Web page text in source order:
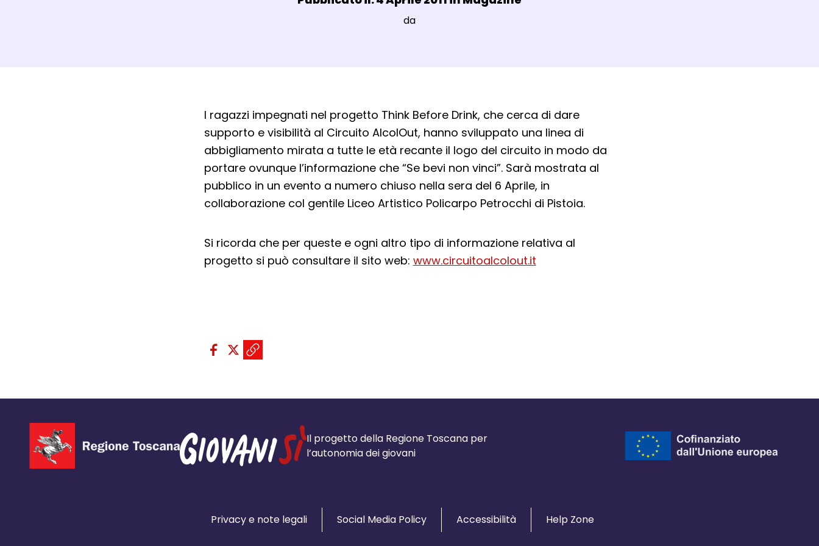
Luogo:
da
Dettagli Post Magazine
I ragazzi impegnati nel progetto Think Before Drink, che cerca di dare
supporto e visibilità al Circuito AlcolOut, hanno sviluppato una linea di
abbigliamento mirata a tutte le età recante il logo del circuito in modo da
portare ovunque l’informazione che “Se bevi non vinci”. Sarà mostrata al
pubblico in un evento a numero chiuso nella sera del 6 Aprile, in
collaborazione col gentile Liceo Artistico Policarpo Petrocchi di Pistoia.
Si ricorda che per queste e ogni altro tipo di informazione relativa al
progetto si può consultare il sito web: www.circuitoalcolout.it
Condividi sui social:
Condividi su Facebook - apre una nuova finestra del browser
Condividi su X - apre una nuova finestra del browser
Copia il link e condividi - apre una nuova finestra del browser
Il progetto della Regione Toscana per
l’autonomia dei giovani
Privacy e note legali Social Media Policy Accessibilità Help Zone